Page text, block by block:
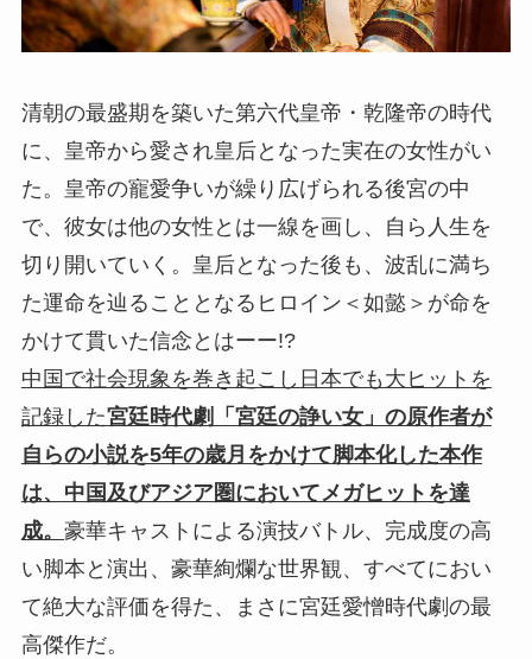
清朝の最盛期を築いた第六代皇帝・乾隆帝の時代
に、皇帝から愛され皇后となった実在の女性がい
た。皇帝の寵愛争いが繰り広げられる後宮の中
で、彼女は他の女性とは一線を画し、自ら人生を
切り開いていく。皇后となった後も、波乱に満ち
た運命を辿ることとなるヒロイン＜如懿＞が命を
かけて貫いた信念とはーー!?
中国で社会現象を巻き起こし日本でも大ヒットを
記録した宮廷時代劇「宮廷の諍い女」の原作者が
自らの小説を5年の歳月をかけて脚本化した本作
は、中国及びアジア圏においてメガヒットを達
成。 豪華キャストによる演技バトル、完成度の高
い脚本と演出、豪華絢爛な世界観、すべてにおい
て絶大な評価を得た、まさに宮廷愛憎時代劇の最
高傑作だ。